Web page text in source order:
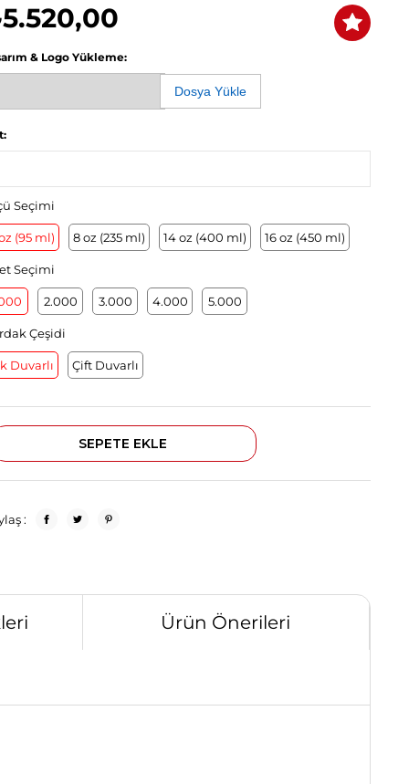
& Logo Yükleme:
Dosya Yükle
Seçimi
(95 ml) 8 oz (235 ml) 14 oz (400 ml) 16 oz (450 ml)
Seçimi
2.000 3.000 4.000 5.000
Çeşidi
Duvarlı Çift Duvarlı
:
Ürün Önerileri